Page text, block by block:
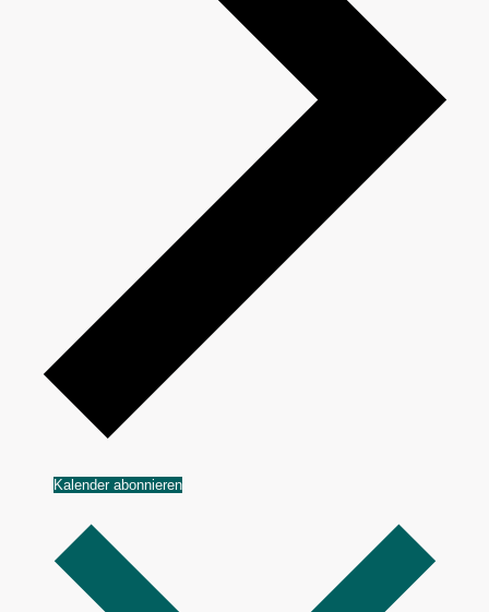
Kalender abonnieren